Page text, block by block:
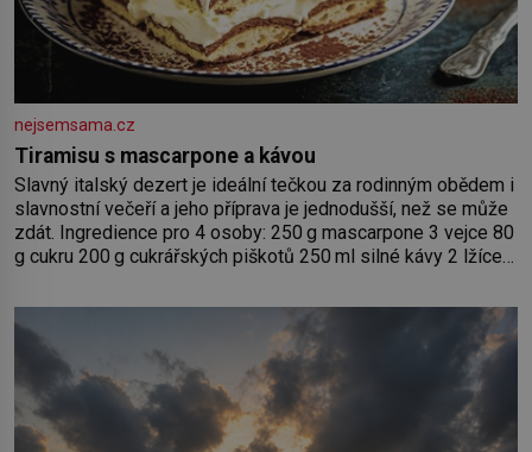
nejsemsama.cz
Tiramisu s mascarpone a kávou
Slavný italský dezert je ideální tečkou za rodinným obědem i
slavnostní večeří a jeho příprava je jednodušší, než se může
zdát. Ingredience pro 4 osoby: 250 g mascarpone 3 vejce 80
g cukru 200 g cukrářských piškotů 250 ml silné kávy 2 lžíce
bílků. Žloutky vyšlehejte s cukrem do světlé pěny a postupně
do nich vmíchejte mascarpone, aby vznikl hladký